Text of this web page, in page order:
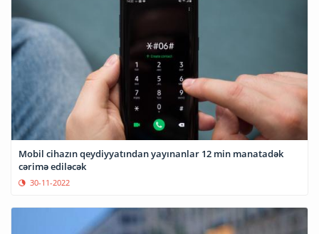
Mobil cihazın qeydiyyatından yayınanlar 12 min manatadək
cərimə ediləcək
30-11-2022